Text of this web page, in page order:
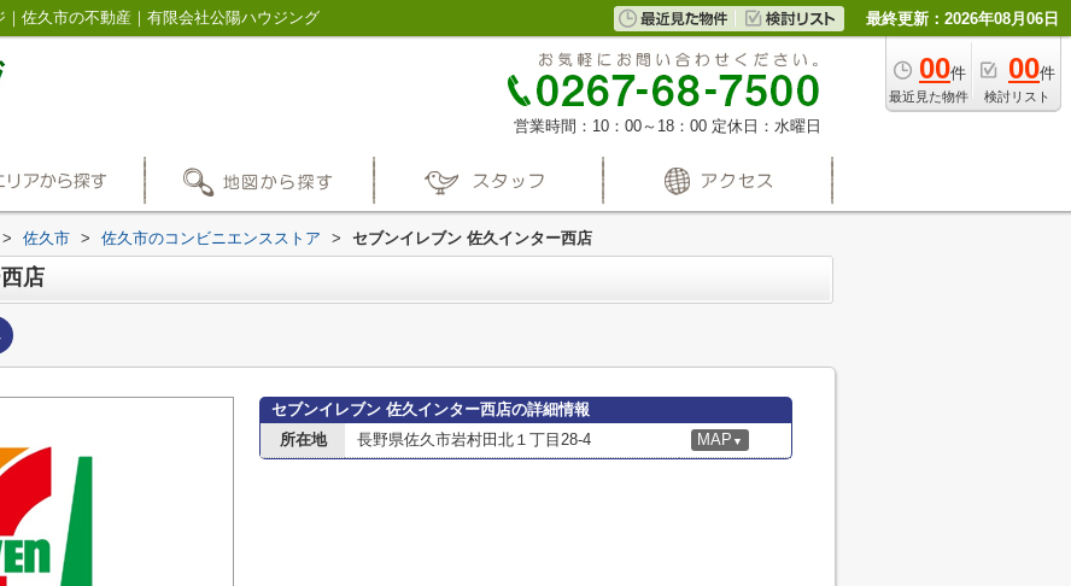
佐久市の不動産｜有限会社公陽ハウジング 最終更新：2026年08月06日
00件
最近見た物件
00件
検討リスト
営業時間：10：00～18：00 定休日：水曜日
> 佐久市 > 佐久市のコンビニエンスストア > セブンイレブン 佐久インター西店
店
セブンイレブン 佐久インター西店の詳細情報
所在地
長野県佐久市岩村田北１丁目28-4 MAP ▼